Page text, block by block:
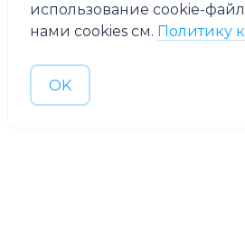
использование cookie-
нами cookies см. Политику
OK